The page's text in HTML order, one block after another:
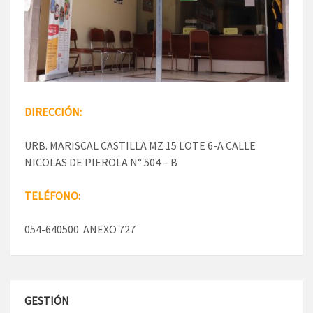
DIRECCIÓN:
URB. MARISCAL CASTILLA MZ 15 LOTE 6-A CALLE
NICOLAS DE PIEROLA N° 504 – B
TELÉFONO:
054-640500 ANEXO 727
GESTIÓN